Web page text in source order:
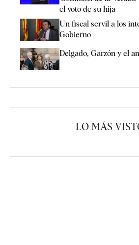
el voto de su hija
Un fiscal servil a los
Gobierno
Delgado, Garzón y el
LO MÁS